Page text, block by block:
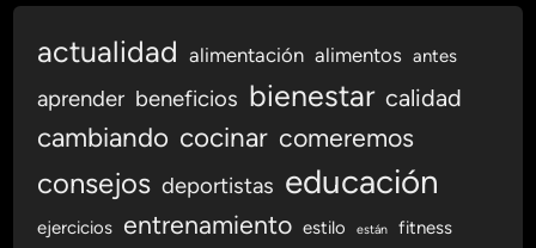
actualidad alimentación alimentos antes
aprender beneficios bienestar calidad
cambiando cocinar comeremos
consejos deportistas educación
ejercicios entrenamiento estilo están fitness